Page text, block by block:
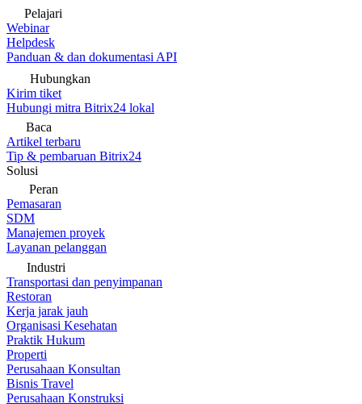
Pelajari
Webinar
Helpdesk
Panduan & dan dokumentasi API
Hubungkan
Kirim tiket
Hubungi mitra Bitrix24 lokal
Baca
Artikel terbaru
Tip & pembaruan Bitrix24
Solusi
Peran
Pemasaran
SDM
Manajemen proyek
Layanan pelanggan
Industri
Transportasi dan penyimpanan
Restoran
Kerja jarak jauh
Organisasi Kesehatan
Praktik Hukum
Properti
Perusahaan Konsultan
Bisnis Travel
Perusahaan Konstruksi